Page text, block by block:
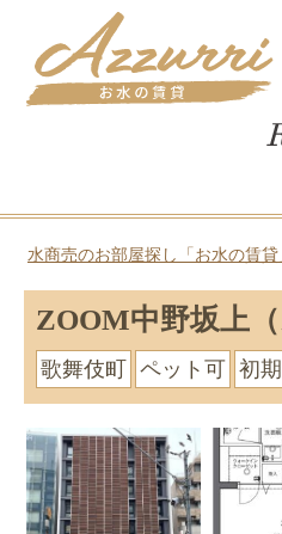
水商売のお部屋探し「お水の賃
ZOOM中野坂上
歌舞伎町 ペット可 初